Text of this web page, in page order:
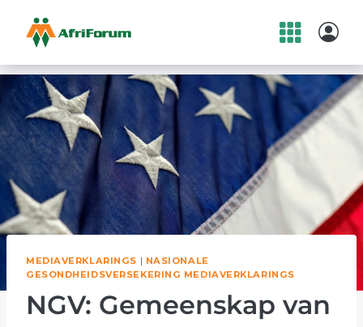
to
content
MEDIAVERKLARINGS | NASIONALE
GESONDHEIDSVERSEKERING MEDIAVERKLARINGS
NGV: Gemeenskap van